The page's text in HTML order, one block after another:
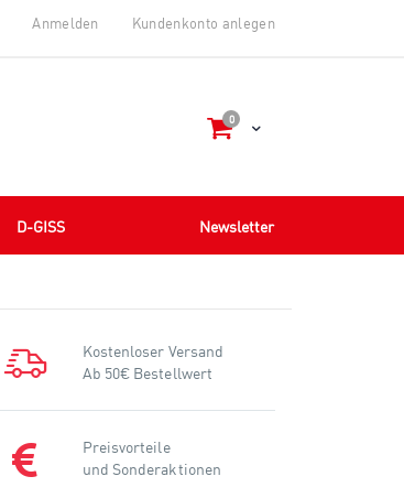
Anmelden Kundenkonto anlegen
Cart
0Artikel
D-GISS Newsletter
Kostenloser Versand
Ab 50€ Bestellwert
Preisvorteile
und Sonderaktionen